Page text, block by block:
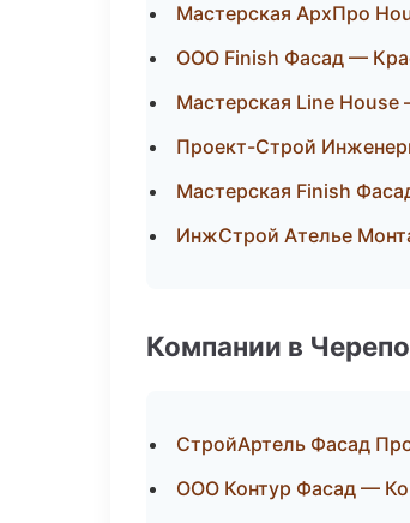
Мастерская АрхПро
ООО Finish Фасад —
Мастерская Line House
Проект-Строй
Мастерская Finish
ИнжСтрой Ателье
Компании в
СтройАртель Фасад
ООО Контур Фасад —